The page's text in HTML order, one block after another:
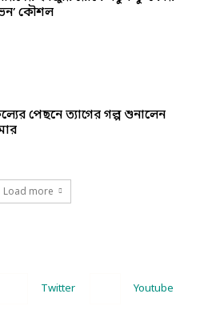
কৌশল
পেছনে ত্যাগের গল্প শুনালেন
Load more
Twitter Youtube